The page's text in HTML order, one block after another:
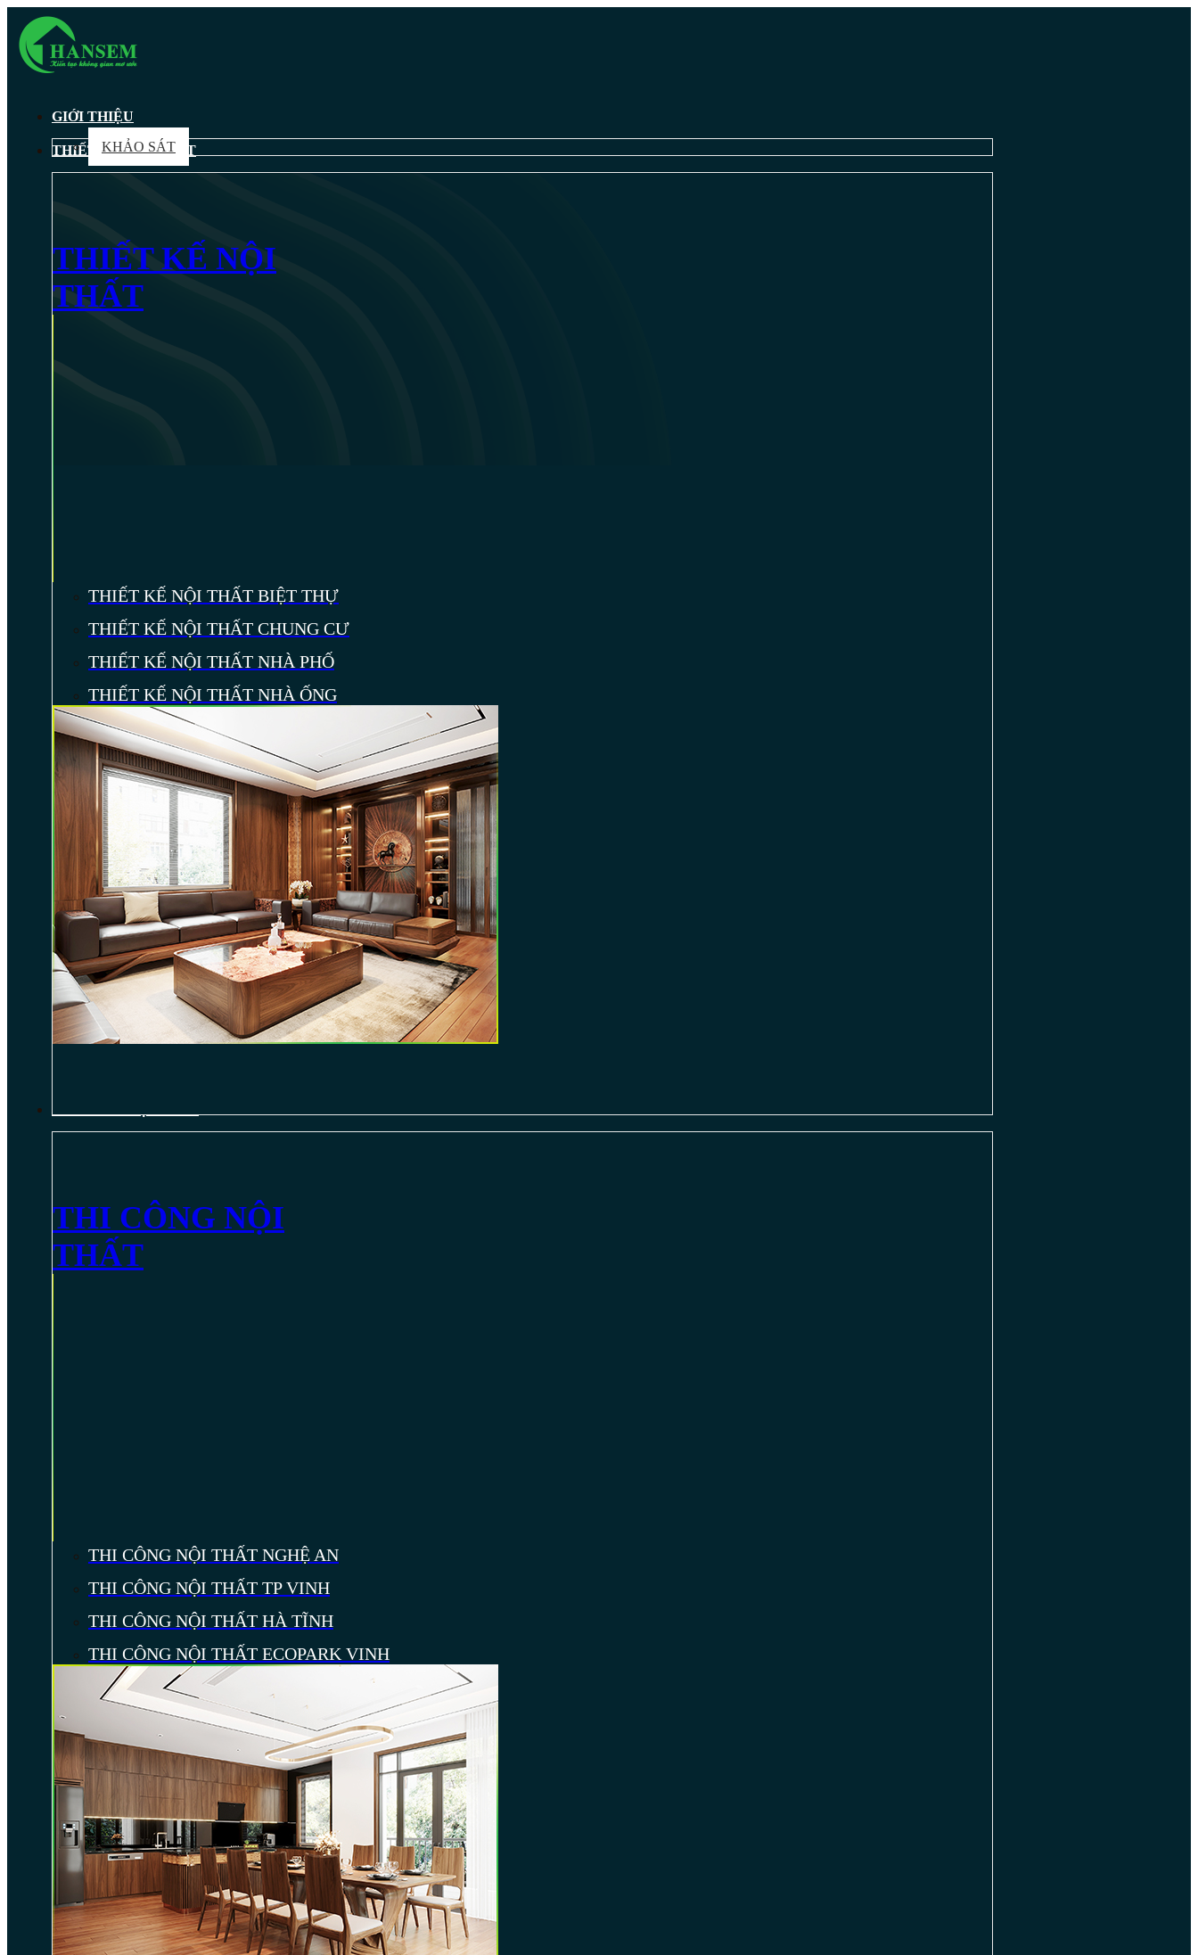
GIỚI THIỆU
KHẢO SÁT
THIẾT KẾ NỘI THẤT
THIẾT KẾ NỘI
THẤT
THIẾT KẾ NỘI THẤT BIỆT THỰ
THIẾT KẾ NỘI THẤT CHUNG CƯ
THIẾT KẾ NỘI THẤT NHÀ PHỐ
THIẾT KẾ NỘI THẤT NHÀ ỐNG
THI CÔNG NỘI
THẤT
THI CÔNG NỘI THẤT NGHỆ AN
THI CÔNG NỘI THẤT TP VINH
THI CÔNG NỘI THẤT HÀ TĨNH
THI CÔNG NỘI THẤT ECOPARK VINH